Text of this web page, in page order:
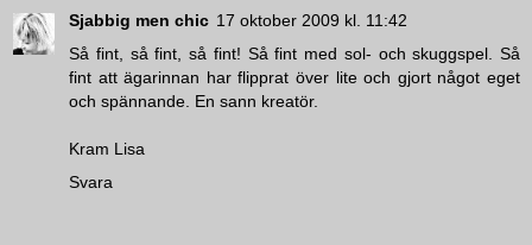
Sjabbig men chic 17 oktober 2009 kl. 11:42
Så fint, så fint, så fint! Så fint med sol- och skuggspel. Så
fint att ägarinnan har flipprat över lite och gjort något eget
och spännande. En sann kreatör.
Kram Lisa
Svara